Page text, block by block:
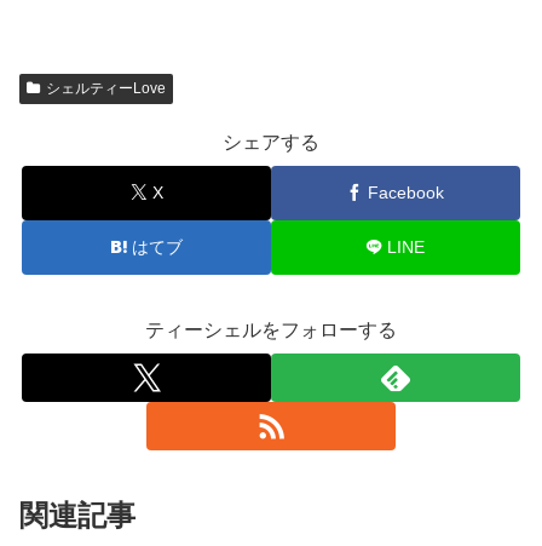
シェルティーLove
シェアする
X Facebook
はてブ LINE
ティーシェルをフォローする
関連記事